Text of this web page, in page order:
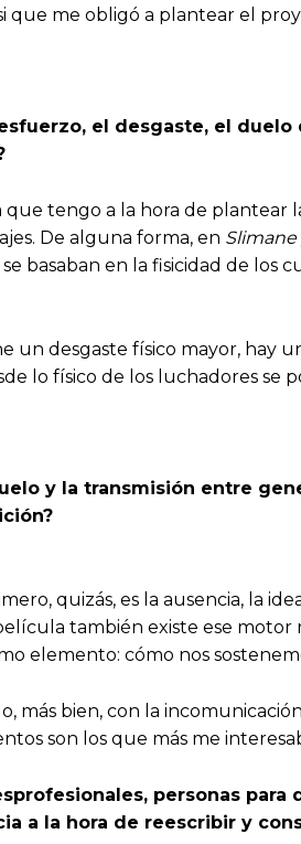
que me obligó a plantear el
el desgaste, el
tengo a la hora de
De alguna forma, en Slimane
basaban en la fisicidad de los
desgaste físico mayor, hay
lo físico de los luchadores se
y la transmisión entre
quizás, es la ausencia, la
también existe ese motor
elemento: cómo nos
bien, con la
son los que más me
profesionales, personas para
a la hora de reescribir y